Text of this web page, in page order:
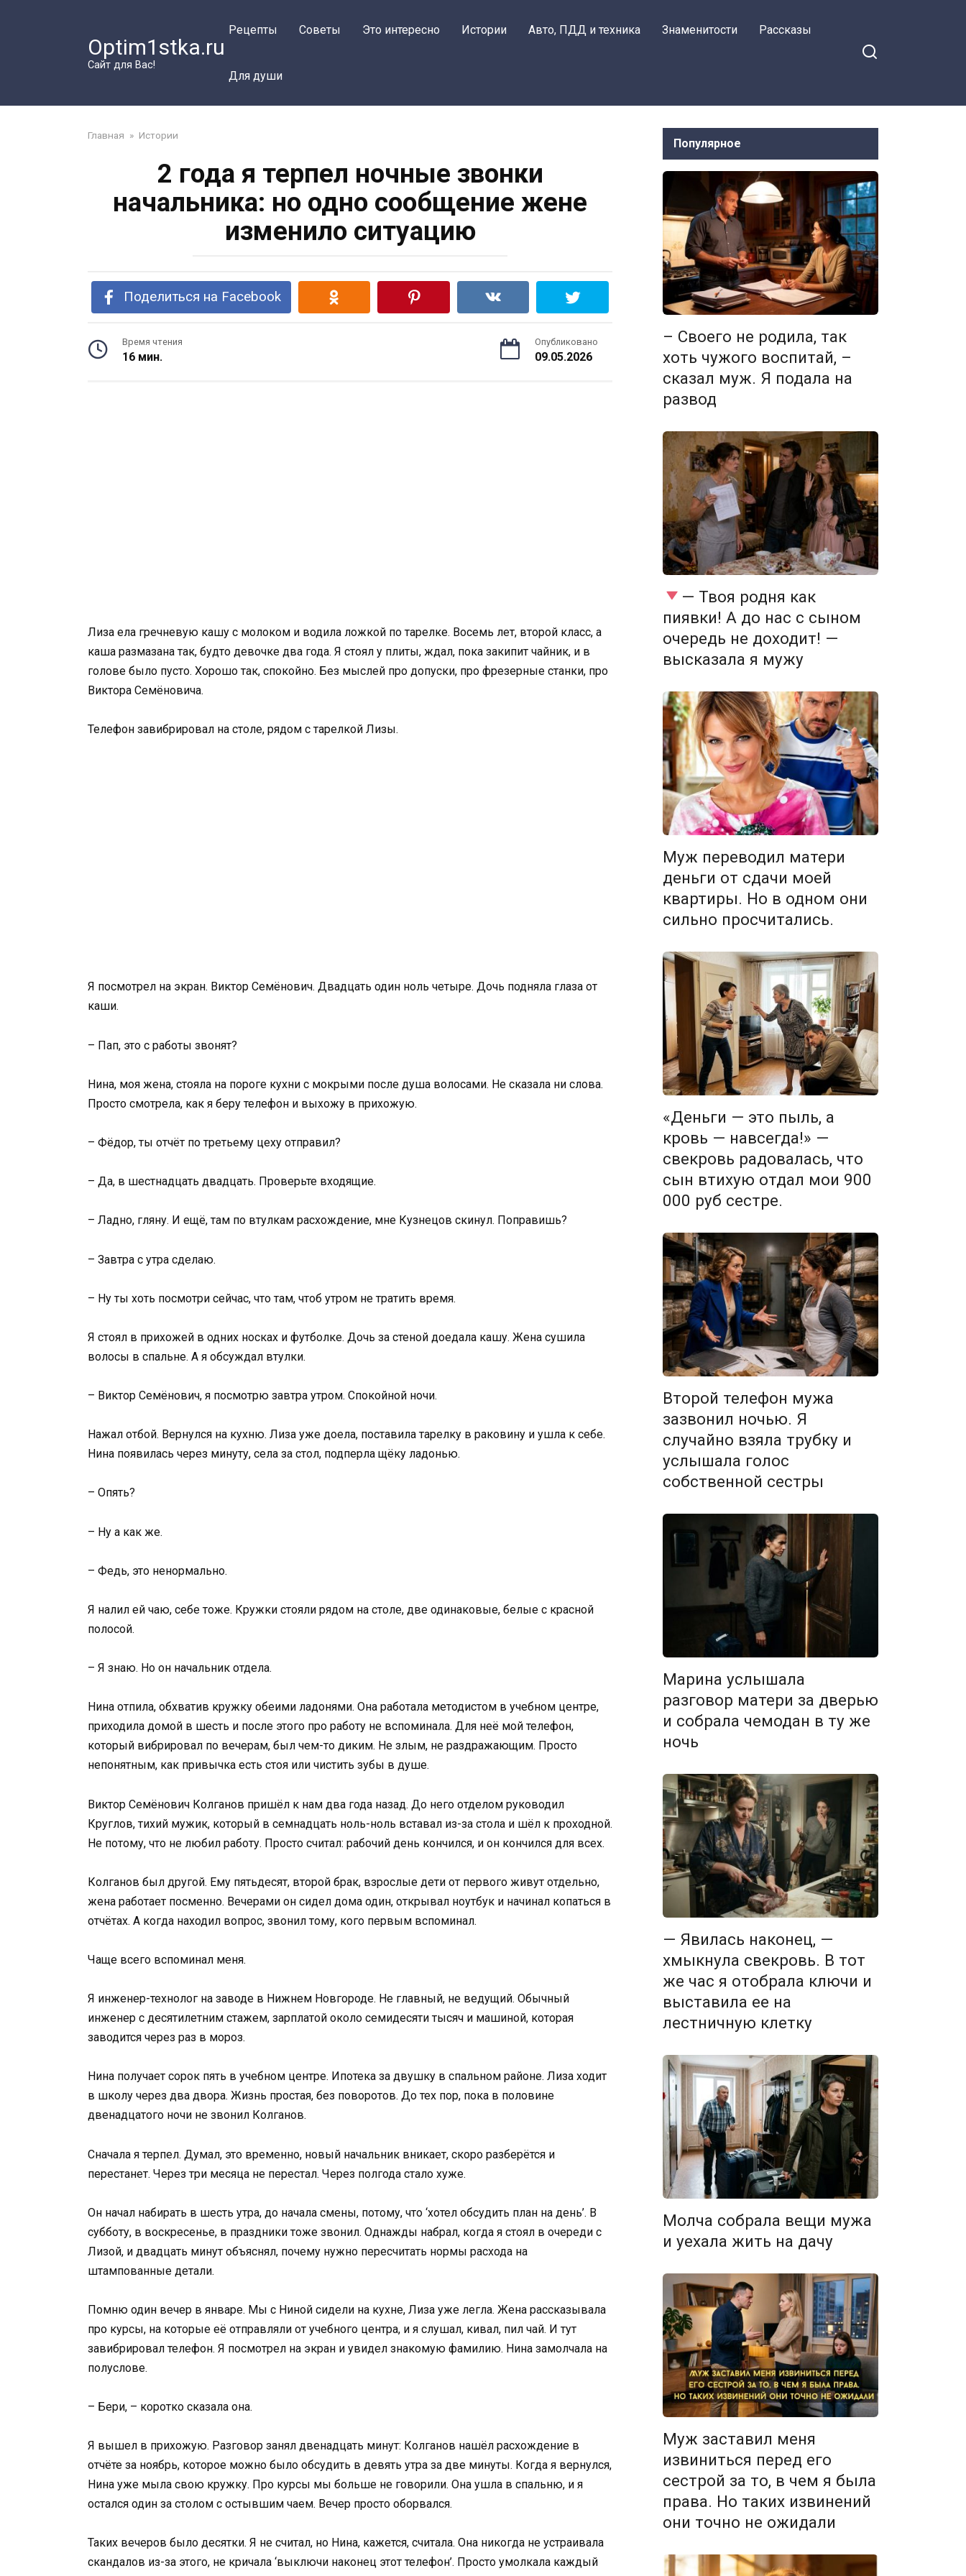
Optim1stka.ru
Сайт для Вас!
Рецепты Советы Это интересно Истории Авто, ПДД и техника Знаменитости Рассказы
Для души
Главная » Истории
2 года я терпел ночные звонки
начальника: но одно сообщение жене
изменило ситуацию
Поделиться на Facebook
Время чтения
16 мин.
Опубликовано
09.05.2026
Лиза ела гречневую кашу с молоком и водила ложкой по тарелке. Восемь лет, второй класс, а
каша размазана так, будто девочке два года. Я стоял у плиты, ждал, пока закипит чайник, и в
голове было пусто. Хорошо так, спокойно. Без мыслей про допуски, про фрезерные станки, про
Виктора Семёновича.
Телефон завибрировал на столе, рядом с тарелкой Лизы.
Я посмотрел на экран. Виктор Семёнович. Двадцать один ноль четыре. Дочь подняла глаза от
каши.
– Пап, это с работы звонят?
Нина, моя жена, стояла на пороге кухни с мокрыми после душа волосами. Не сказала ни слова.
Просто смотрела, как я беру телефон и выхожу в прихожую.
– Фёдор, ты отчёт по третьему цеху отправил?
– Да, в шестнадцать двадцать. Проверьте входящие.
– Ладно, гляну. И ещё, там по втулкам расхождение, мне Кузнецов скинул. Поправишь?
– Завтра с утра сделаю.
– Ну ты хоть посмотри сейчас, что там, чтоб утром не тратить время.
Я стоял в прихожей в одних носках и футболке. Дочь за стеной доедала кашу. Жена сушила
волосы в спальне. А я обсуждал втулки.
– Виктор Семёнович, я посмотрю завтра утром. Спокойной ночи.
Нажал отбой. Вернулся на кухню. Лиза уже доела, поставила тарелку в раковину и ушла к себе.
Нина появилась через минуту, села за стол, подперла щёку ладонью.
– Опять?
– Ну а как же.
– Федь, это ненормально.
Я налил ей чаю, себе тоже. Кружки стояли рядом на столе, две одинаковые, белые с красной
полосой.
– Я знаю. Но он начальник отдела.
Нина отпила, обхватив кружку обеими ладонями. Она работала методистом в учебном центре,
приходила домой в шесть и после этого про работу не вспоминала. Для неё мой телефон,
который вибрировал по вечерам, был чем-то диким. Не злым, не раздражающим. Просто
непонятным, как привычка есть стоя или чистить зубы в душе.
Виктор Семёнович Колганов пришёл к нам два года назад. До него отделом руководил
Круглов, тихий мужик, который в семнадцать ноль-ноль вставал из-за стола и шёл к проходной.
Не потому, что не любил работу. Просто считал: рабочий день кончился, и он кончился для всех.
Колганов был другой. Ему пятьдесят, второй брак, взрослые дети от первого живут отдельно,
жена работает посменно. Вечерами он сидел дома один, открывал ноутбук и начинал копаться в
отчётах. А когда находил вопрос, звонил тому, кого первым вспоминал.
Чаще всего вспоминал меня.
Я инженер-технолог на заводе в Нижнем Новгороде. Не главный, не ведущий. Обычный
инженер с десятилетним стажем, зарплатой около семидесяти тысяч и машиной, которая
заводится через раз в мороз.
Нина получает сорок пять в учебном центре. Ипотека за двушку в спальном районе. Лиза ходит
в школу через два двора. Жизнь простая, без поворотов. До тех пор, пока в половине
двенадцатого ночи не звонил Колганов.
Сначала я терпел. Думал, это временно, новый начальник вникает, скоро разберётся и
перестанет. Через три месяца не перестал. Через полгода стало хуже.
Он начал набирать в шесть утра, до начала смены, потому, что ‘хотел обсудить план на день’. В
субботу, в воскресенье, в праздники тоже звонил. Однажды набрал, когда я стоял в очереди с
Лизой, и двадцать минут объяснял, почему нужно пересчитать нормы расхода на
штампованные детали.
Помню один вечер в январе. Мы с Ниной сидели на кухне, Лиза уже легла. Жена рассказывала
про курсы, на которые её отправляли от учебного центра, и я слушал, кивал, пил чай. И тут
завибрировал телефон. Я посмотрел на экран и увидел знакомую фамилию. Нина замолчала на
полуслове.
– Бери, – коротко сказала она.
Я вышел в прихожую. Разговор занял двенадцать минут: Колганов нашёл расхождение в
отчёте за ноябрь, которое можно было обсудить в девять утра за две минуты. Когда я вернулся,
Нина уже мыла свою кружку. Про курсы мы больше не говорили. Она ушла в спальню, и я
остался один за столом с остывшим чаем. Вечер просто оборвался.
Таких вечеров было десятки. Я не считал, но Нина, кажется, считала. Она никогда не устраивала
скандалов из-за этого, не кричала ‘выключи наконец этот телефон’. Просто умолкала каждый
Популярное
– Своего не родила, так
хоть чужого воспитай, –
сказал муж. Я подала на
развод
— Твоя родня как
пиявки! А до нас с сыном
очередь не доходит! —
высказала я мужу
Муж переводил матери
деньги от сдачи моей
квартиры. Но в одном они
сильно просчитались.
«Деньги — это пыль, а
кровь — навсегда!» —
свекровь радовалась, что
сын втихую отдал мои 900
000 руб сестре.
Второй телефон мужа
зазвонил ночью. Я
случайно взяла трубку и
услышала голос
собственной сестры
Марина услышала
разговор матери за дверью
и собрала чемодан в ту же
ночь
— Явилась наконец, —
хмыкнула свекровь. В тот
же час я отобрала ключи и
выставила ее на
лестничную клетку
Молча собрала вещи мужа
и уехала жить на дачу
Муж заставил меня
извиниться перед его
сестрой за то, в чем я была
права. Но таких извинений
они точно не ожидали